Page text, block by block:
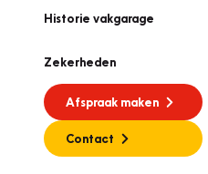
Historie vakgarage
Zekerheden
Afspraak maken
Contact